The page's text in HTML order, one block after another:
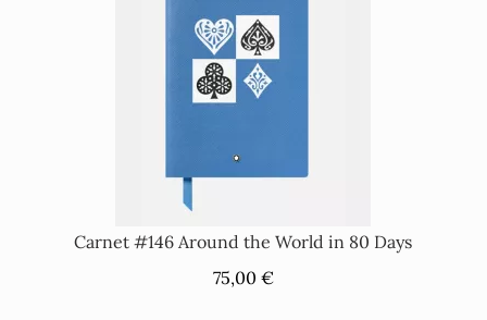
Carnet #146 Around the World in 80 Days
75,00 €